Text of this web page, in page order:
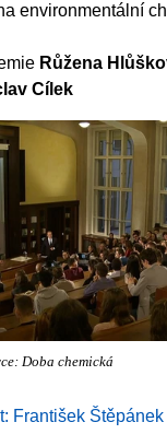
environmentální
Růžena
Cílek
Doba chemická
František